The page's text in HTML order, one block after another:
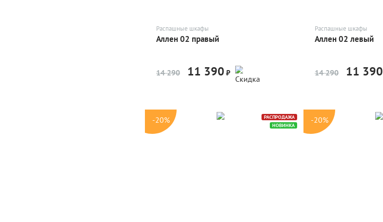
Распашные шкафы
Аллен 02 правый
14 290 11 390 ₽ -20%
Распашные шкафы
Аллен 02 левый
14 290 11 390
-20%
РАСПРОДАЖА
НОВИНКА
-20%